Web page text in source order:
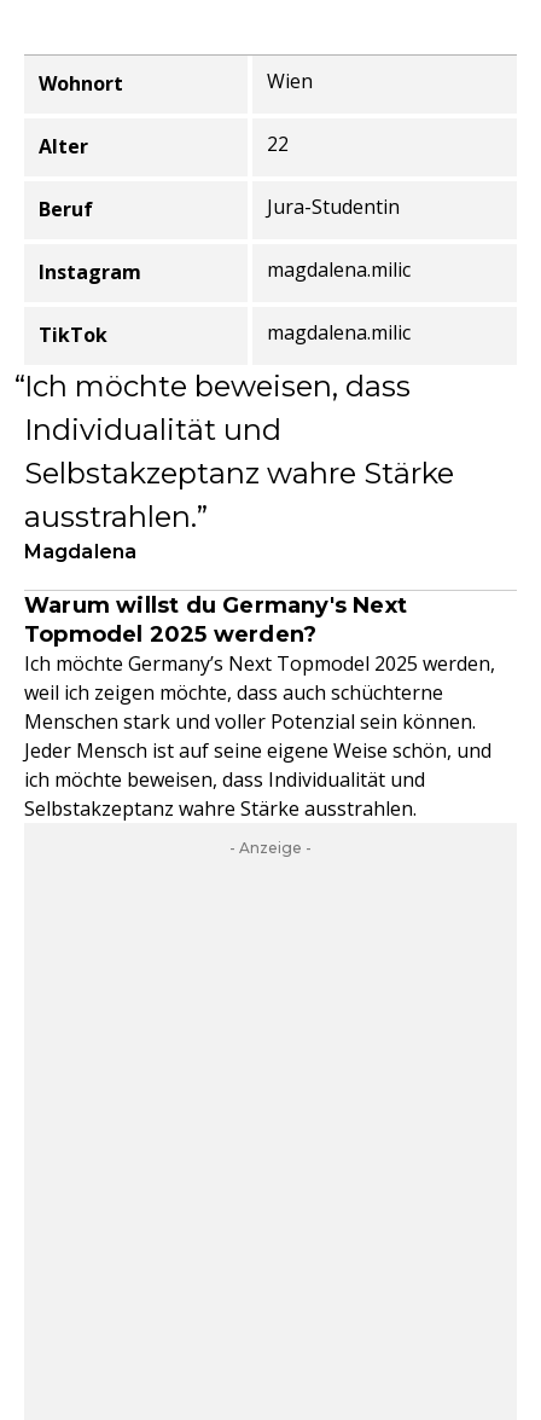
Informationen zur Person
Wohnort
Alter
Beruf
Instagram
TikTok
Wien
22
Jura-Studentin
magdalena.milic
magdalena.milic
Ich möchte beweisen, dass
Individualität und
Selbstakzeptanz wahre Stärke
ausstrahlen.
Magdalena
Warum willst du Germany's Next
Topmodel 2025 werden?
Ich möchte Germany’s Next Topmodel 2025 werden,
weil ich zeigen möchte, dass auch schüchterne
Menschen stark und voller Potenzial sein können.
Jeder Mensch ist auf seine eigene Weise schön, und
ich möchte beweisen, dass Individualität und
Selbstakzeptanz wahre Stärke ausstrahlen.
- Anzeige -